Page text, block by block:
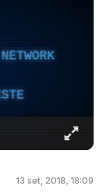
13 set, 2018, 18:09